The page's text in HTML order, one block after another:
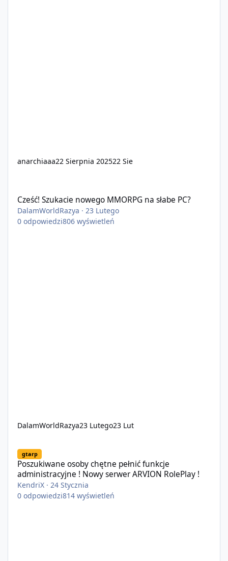
anarchiaaa22 Sierpnia 202522 Sie
Cześć! Szukacie nowego MMORPG na słabe PC?
DalamWorldRazya ·23 Lutego
0 odpowiedzi806 wyświetleń
DalamWorldRazya23 Lutego23 Lut
gtarp
Poszukiwane osoby chętne pełnić funkcje
administracyjne ! Nowy serwer ARVION RolePlay !
KendriX ·24 Stycznia
0 odpowiedzi814 wyświetleń